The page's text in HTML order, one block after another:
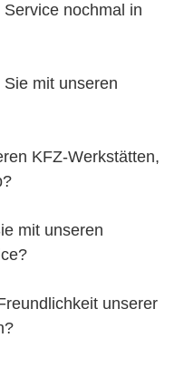
nochmal in
mit unseren
KFZ-Werkstätten,
mit unseren
unserer